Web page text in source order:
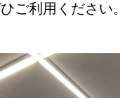
ご利用ください。